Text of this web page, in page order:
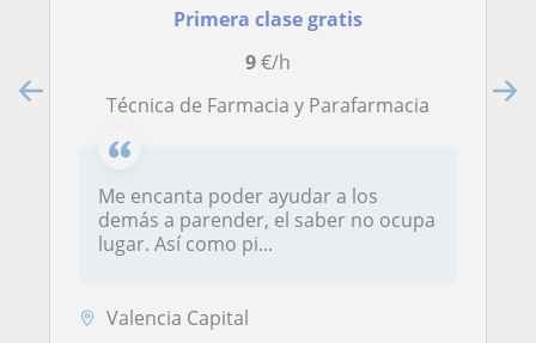
Primera clase gratis
9€/h
Técnica de Farmacia y Parafarmacia
Me encanta poder ayudar a los
demás a parender, el saber no ocupa
lugar. Así como pi...
Valencia Capital